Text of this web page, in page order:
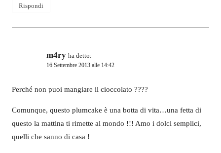
Rispondi
m4ry ha detto:
16 Settembre 2013 alle 14:42
Perché non puoi mangiare il cioccolato ????
Comunque, questo plumcake è una botta di vita…una fetta di
questo la mattina ti rimette al mondo !!! Amo i dolci semplici,
quelli che sanno di casa !